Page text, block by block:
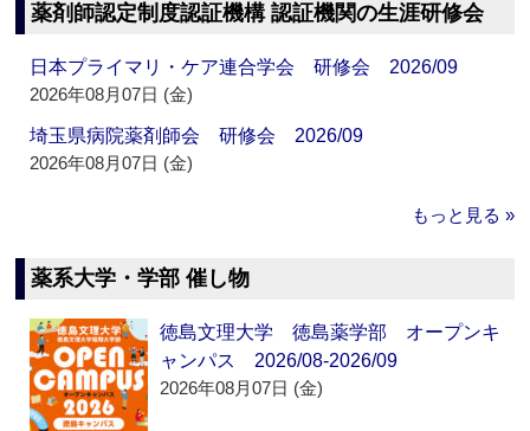
薬剤師認定制度認証機構 認証機関の生涯研修会
日本プライマリ・ケア連合学会 研修会 2026/09
2026年08月07日 (金)
埼玉県病院薬剤師会 研修会 2026/09
2026年08月07日 (金)
もっと見る »
薬系大学・学部 催し物
徳島文理大学 徳島薬学部 オープンキ
ャンパス 2026/08-2026/09
2026年08月07日 (金)